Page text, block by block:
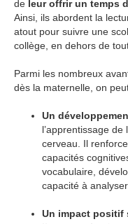
de leur offrir un temps
Ainsi, ils abordent la
atout pour suivre une
collège, en dehors de
Parmi les nombreux
dès la maternelle, on
Un
l’apprentissage
cerveau. Il
capacités
vocabulaire,
capacité à
Un impact positif